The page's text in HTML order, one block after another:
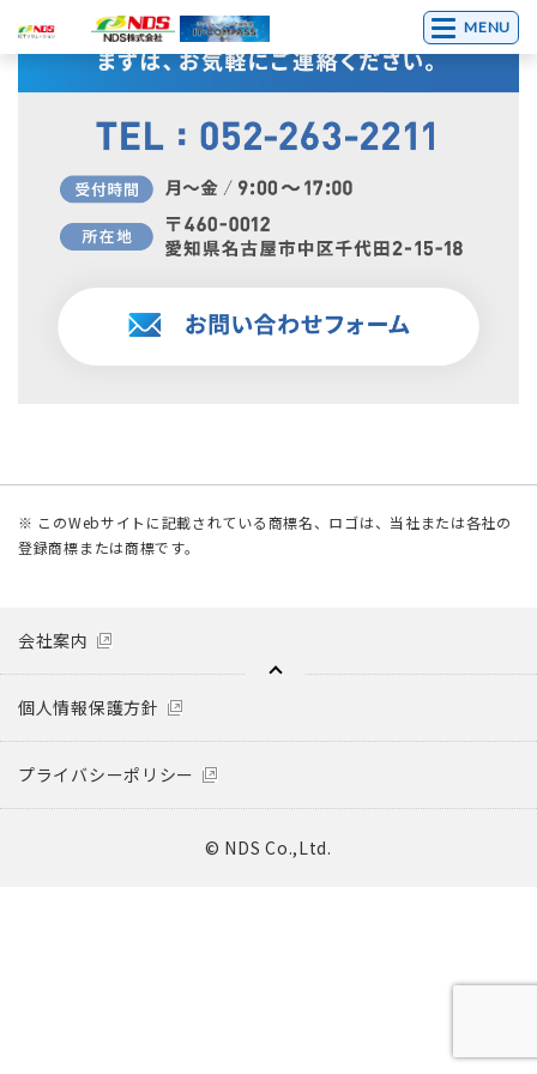
MENU
※ このWebサイトに記載されている商標名、ロゴは、当社または各社の
登録商標または商標です。
会社案内
個人情報保護方針
プライバシーポリシー
© NDS Co.,Ltd.